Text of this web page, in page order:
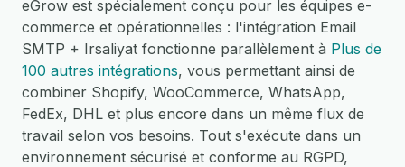
eGrow est spécialement conçu pour les équipes e-
commerce et opérationnelles : l'intégration Email
SMTP + Irsaliyat fonctionne parallèlement à Plus de
100 autres intégrations, vous permettant ainsi de
combiner Shopify, WooCommerce, WhatsApp,
FedEx, DHL et plus encore dans un même flux de
travail selon vos besoins. Tout s'exécute dans un
environnement sécurisé et conforme au RGPD,